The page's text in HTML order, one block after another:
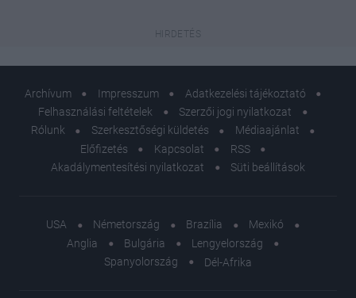
Archívum Impresszum
Adatkezelési tájékoztató
Felhasználási feltételek
Szerzői jogi nyilatkozat
Rólunk
Szerkesztőségi küldetés
Médiaajánlat
Előfizetés
Kapcsolat
RSS
Akadálymentesítési nyilatkozat
Süti beállítások
USA Németország Brazília
Mexikó
Anglia
Bulgária
Lengyelország
Spanyolország
Dél-Afrika